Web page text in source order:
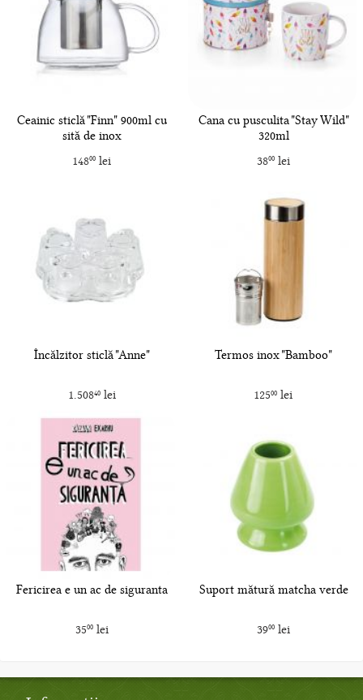
Ceainic sticlă "Finn" 900ml cu
sită de inox
14800 lei
Cana cu pusculita "Stay Wild"
320ml
3800lei
Încălzitor sticlă "Anne"
1.50840lei
Termos inox "Bamboo"
12500 lei
Fericirea e un ac de siguranta
3500lei
Suport mătură matcha verde
3900lei